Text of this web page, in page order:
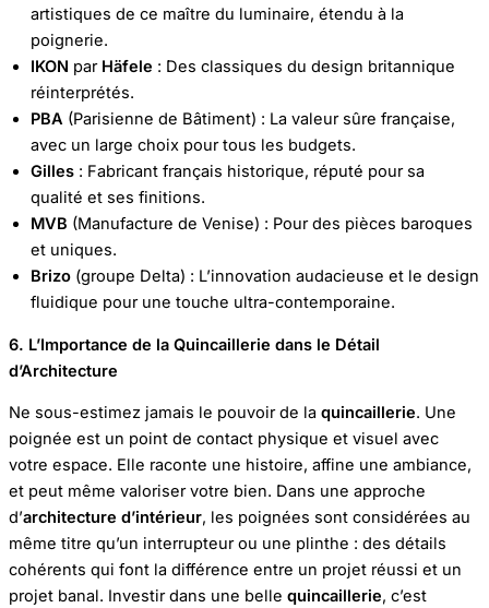
artistiques de ce maître du luminaire, étendu à la
poignerie.
IKON par Häfele : Des classiques du design britannique
réinterprétés.
PBA (Parisienne de Bâtiment) : La valeur sûre française,
avec un large choix pour tous les budgets.
Gilles : Fabricant français historique, réputé pour sa
qualité et ses finitions.
MVB (Manufacture de Venise) : Pour des pièces baroques
et uniques.
Brizo (groupe Delta) : L’innovation audacieuse et le design
fluidique pour une touche ultra-contemporaine.
6. L’Importance de la Quincaillerie dans le Détail
d’Architecture
Ne sous-estimez jamais le pouvoir de la quincaillerie. Une
poignée est un point de contact physique et visuel avec
votre espace. Elle raconte une histoire, affine une ambiance,
et peut même valoriser votre bien. Dans une approche
d’architecture d’intérieur, les poignées sont considérées au
même titre qu’un interrupteur ou une plinthe : des détails
cohérents qui font la différence entre un projet réussi et un
projet banal. Investir dans une belle quincaillerie, c’est